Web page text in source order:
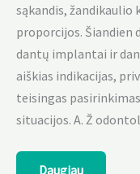
sąkandis, žandikaulio
proporcijos. Šiandien
dantų implantai ir
aiškias indikacijas,
teisingas
situacijos. A. Ž
Kada
Daugiau